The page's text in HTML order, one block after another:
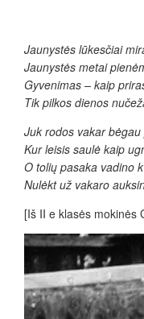
Jaunystės lūkesčiai
Jaunystės metai
Gyvenimas – kaip
Tik pilkos dienos
Juk rodos vakar bėgau
Kur leisis saulė kaip
O tolių pasaka vadino
Nulėkt už vakaro
[Iš II e klasės mokinės